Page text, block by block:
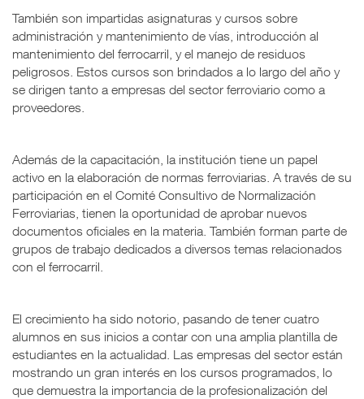
También son impartidas asignaturas y cursos sobre
administración y mantenimiento de vías, introducción al
mantenimiento del ferrocarril, y el manejo de residuos
peligrosos. Estos cursos son brindados a lo largo del año y
se dirigen tanto a empresas del sector ferroviario como a
proveedores.
Además de la capacitación, la institución tiene un papel
activo en la elaboración de normas ferroviarias. A través de su
participación en el Comité Consultivo de Normalización
Ferroviarias, tienen la oportunidad de aprobar nuevos
documentos oficiales en la materia. También forman parte de
grupos de trabajo dedicados a diversos temas relacionados
con el ferrocarril.
El crecimiento ha sido notorio, pasando de tener cuatro
alumnos en sus inicios a contar con una amplia plantilla de
estudiantes en la actualidad. Las empresas del sector están
mostrando un gran interés en los cursos programados, lo
que demuestra la importancia de la profesionalización del